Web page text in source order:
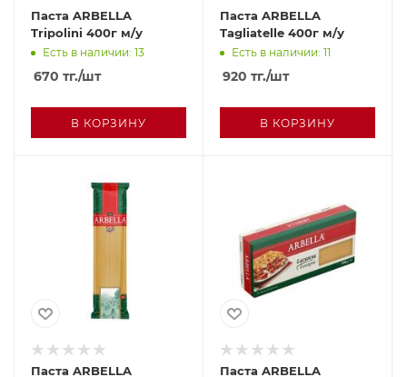
Паста ARBELLA
Tripolini 400г м/у
Есть в наличии: 13
670 тг./шт
В КОРЗИНУ
Паста ARBELLA
Tagliatelle 400г м/у
Есть в наличии: 11
920 тг./шт
В КОРЗИНУ
Паста ARBELLA
Паста ARBELLA